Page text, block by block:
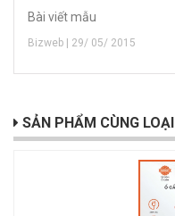
Bài viết mẫu
Bizweb | 29/ 05/ 2015
SẢN PHẨM CÙNG LOẠI